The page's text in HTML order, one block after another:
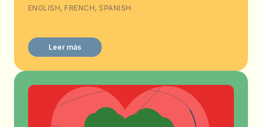
ENGLISH, FRENCH, SPANISH
Leer más